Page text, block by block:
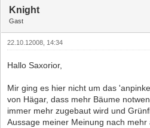
Knight
Gast
22.10.12008, 14:34
Hallo Saxorior,
Mir ging es hier nicht um das
von Hägar, dass mehr Bäume
immer mehr zugebaut wird und
Aussage meiner Meinung nach mehr